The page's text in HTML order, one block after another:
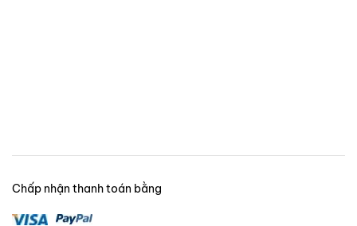
Chấp nhận thanh toán bằng